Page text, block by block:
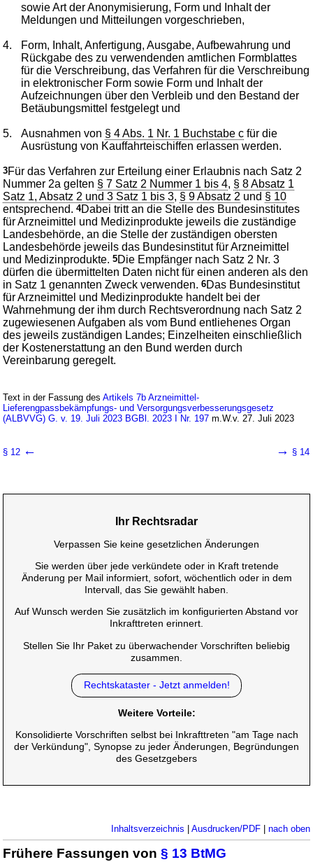
sowie Art der Anonymisierung, Form und Inhalt der
Meldungen und Mitteilungen vorgeschrieben,
4.
Form, Inhalt, Anfertigung, Ausgabe, Aufbewahrung und
Rückgabe des zu verwendenden amtlichen Formblattes
für die Verschreibung, das Verfahren für die Verschreibung
in elektronischer Form sowie Form und Inhalt der
Aufzeichnungen über den Verbleib und den Bestand der
Betäubungsmittel festgelegt und
5. Ausnahmen von § 4 Abs. 1 Nr. 1 Buchstabe c für die
Ausrüstung von Kauffahrteischiffen erlassen werden.
3Für das Verfahren zur Erteilung einer Erlaubnis nach Satz 2
Nummer 2a gelten § 7 Satz 2 Nummer 1 bis 4, § 8 Absatz 1
Satz 1, Absatz 2 und 3 Satz 1 bis 3, § 9 Absatz 2 und § 10
entsprechend.4Dabei tritt an die Stelle des Bundesinstitutes
für Arzneimittel und Medizinprodukte jeweils die zuständige
Landesbehörde, an die Stelle der zuständigen obersten
Landesbehörde jeweils das Bundesinstitut für Arzneimittel
und Medizinprodukte.5Die Empfänger nach Satz 2 Nr. 3
dürfen die übermittelten Daten nicht für einen anderen als den
in Satz 1 genannten Zweck verwenden.6Das Bundesinstitut
für Arzneimittel und Medizinprodukte handelt bei der
Wahrnehmung der ihm durch Rechtsverordnung nach Satz 2
zugewiesenen Aufgaben als vom Bund entliehenes Organ
des jeweils zuständigen Landes; Einzelheiten einschließlich
der Kostenerstattung an den Bund werden durch
Vereinbarung geregelt.
Text in der Fassung desArtikels 7b Arzneimittel-
Lieferengpassbekämpfungs- und Versorgungsverbesserungsgesetz
(ALBVVG) G. v. 19. Juli 2023 BGBl. 2023 I Nr. 197 m.W.v. 27. Juli 2023
§ 12 ← → § 14
Ihr Rechtsradar
Verpassen Sie keine gesetzlichen Änderungen
Sie werden über jede verkündete oder in Kraft tretende
Änderung per Mail informiert, sofort, wöchentlich oder in dem
Intervall, das Sie gewählt haben.
Auf Wunsch werden Sie zusätzlich im konfigurierten Abstand vor
Inkrafttreten erinnert.
Stellen Sie Ihr Paket zu überwachender Vorschriften beliebig
zusammen.
Rechtskataster - Jetzt anmelden!
Weitere Vorteile:
Konsolidierte Vorschriften selbst bei Inkrafttreten "am Tage nach
der Verkündung", Synopse zu jeder Änderungen, Begründungen
des Gesetzgebers
Inhaltsverzeichnis Ausdrucken/PDF| nach oben
Frühere Fassungen von§ 13 BtMG